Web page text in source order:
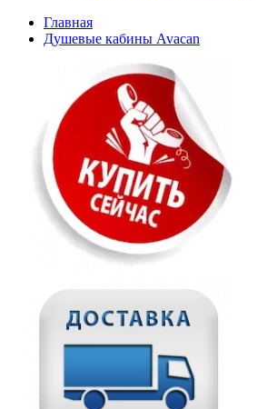
Главная
Душевые кабины Avacan